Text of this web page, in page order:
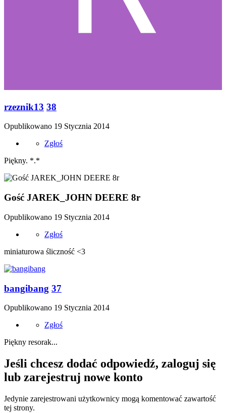
rzeznik13 38
Opublikowano 19 Stycznia 2014
Zgłoś
Piękny. *.*
Gość JAREK_JOHN DEERE 8r
Opublikowano 19 Stycznia 2014
Zgłoś
miniaturowa śliczność <3
bangibang 37
Opublikowano 19 Stycznia 2014
Zgłoś
Piękny resorak...
Jeśli chcesz dodać odpowiedź, zaloguj się
lub zarejestruj nowe konto
Jedynie zarejestrowani użytkownicy mogą komentować zawartość
tej strony.